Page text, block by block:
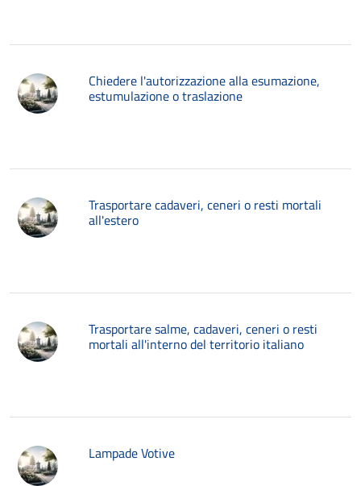
Chiedere l'autorizzazione alla esumazione,
estumulazione o traslazione
Trasportare cadaveri, ceneri o resti mortali
all'estero
Trasportare salme, cadaveri, ceneri o resti
mortali all'interno del territorio italiano
Lampade Votive